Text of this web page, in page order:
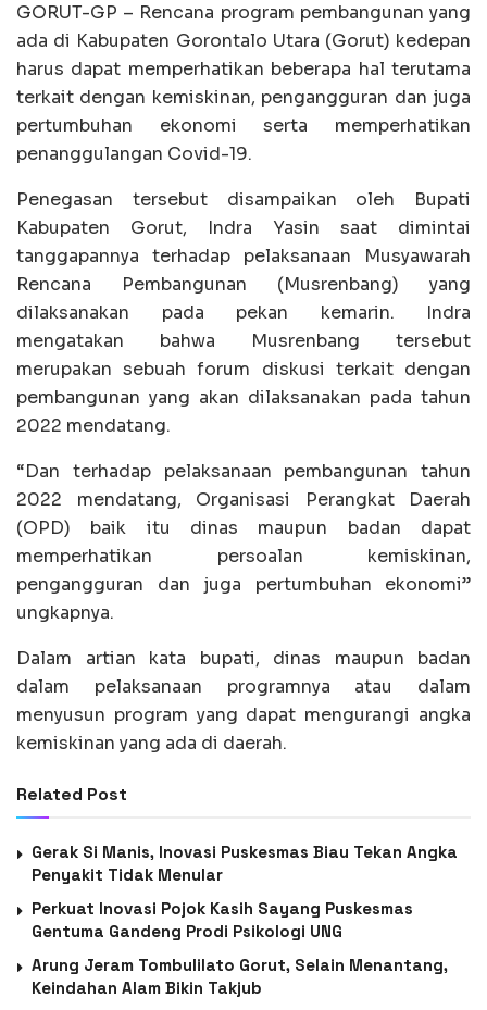
GORUT-GP – Rencana program pembangunan yang
ada di Kabupaten Gorontalo Utara (Gorut) kedepan
harus dapat memperhatikan beberapa hal terutama
terkait dengan kemiskinan, pengangguran dan juga
pertumbuhan ekonomi serta memperhatikan
penanggulangan Covid-19.
Penegasan tersebut disampaikan oleh Bupati
Kabupaten Gorut, Indra Yasin saat dimintai
tanggapannya terhadap pelaksanaan Musyawarah
Rencana Pembangunan (Musrenbang) yang
dilaksanakan pada pekan kemarin. Indra
mengatakan bahwa Musrenbang tersebut
merupakan sebuah forum diskusi terkait dengan
pembangunan yang akan dilaksanakan pada tahun
2022 mendatang.
“Dan terhadap pelaksanaan pembangunan tahun
2022 mendatang, Organisasi Perangkat Daerah
(OPD) baik itu dinas maupun badan dapat
memperhatikan persoalan kemiskinan,
pengangguran dan juga pertumbuhan ekonomi”
ungkapnya.
Dalam artian kata bupati, dinas maupun badan
dalam pelaksanaan programnya atau dalam
menyusun program yang dapat mengurangi angka
kemiskinan yang ada di daerah.
Related Post
Gerak Si Manis, Inovasi Puskesmas Biau Tekan Angka
Penyakit Tidak Menular
Perkuat Inovasi Pojok Kasih Sayang Puskesmas
Gentuma Gandeng Prodi Psikologi UNG
Arung Jeram Tombulilato Gorut, Selain Menantang,
Keindahan Alam Bikin Takjub